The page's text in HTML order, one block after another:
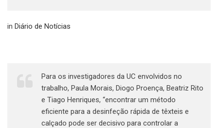
in Diário de Notícias
Para os investigadores da UC envolvidos no
trabalho, Paula Morais, Diogo Proença, Beatriz Rito
e Tiago Henriques, “encontrar um método
eficiente para a desinfeção rápida de têxteis e
calçado pode ser decisivo para controlar a